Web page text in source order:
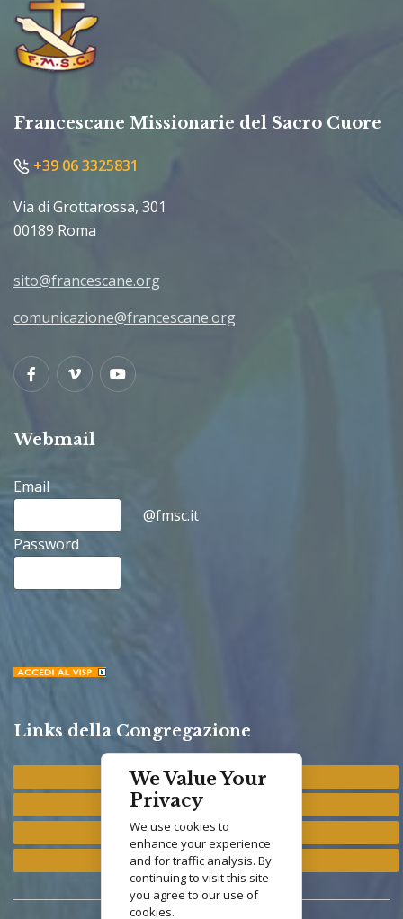
We Value Your
Privacy
We use cookies to
enhance your experience
and for traffic analysis. By
continuing to visit this site
you agree to our use of
cookies.
Francescane Missionarie del Sacro Cuore
+39 06 3325831
Via di Grottarossa, 301
00189 Roma
sito@francescane.org
comunicazione@francescane.org
FacebookVimeoYoutube
Webmail
Email
@fmsc.it
Password
Links della Congregazione
Provincia "St. Francis"
Provincia "M. Immacolata"
Provincia "S. Antonio"
Provincia "S. Elisabetta"